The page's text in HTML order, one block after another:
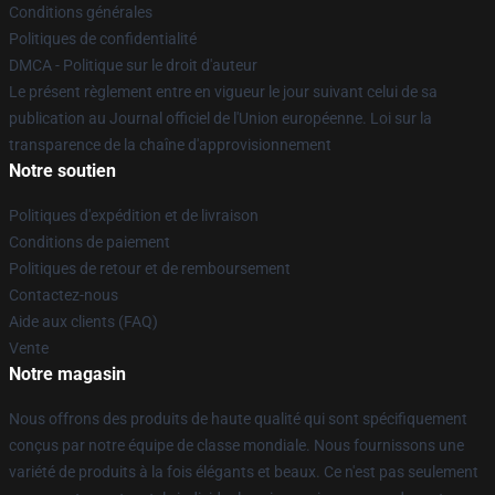
Conditions générales
Politiques de confidentialité
DMCA - Politique sur le droit d'auteur
Le présent règlement entre en vigueur le jour suivant celui de sa
publication au Journal officiel de l'Union européenne. Loi sur la
transparence de la chaîne d'approvisionnement
Notre soutien
Politiques d'expédition et de livraison
Conditions de paiement
Politiques de retour et de remboursement
Contactez-nous
Aide aux clients (FAQ)
Vente
Notre magasin
Nous offrons des produits de haute qualité qui sont spécifiquement
conçus par notre équipe de classe mondiale. Nous fournissons une
variété de produits à la fois élégants et beaux. Ce n'est pas seulement